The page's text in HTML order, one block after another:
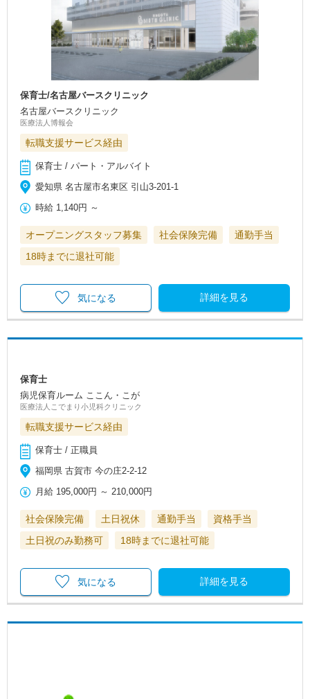
保育士/名古屋バースクリニック
名古屋バースクリニック
医療法人博報会
転職支援サービス経由
保育士 / パート・アルバイト
愛知県 名古屋市名東区 引山3-201-1
時給 1,140円 ～
オープニングスタッフ募集 社会保険完備
通勤手当
18時までに退社可能
詳細を見る
気になる
保育士
病児保育ルーム ここん・こが
医療法人こでまり小児科クリニック
転職支援サービス経由
保育士 / 正職員
福岡県 古賀市 今の庄2-2-12
月給 195,000円 ～ 210,000円
社会保険完備 土日祝休 通勤手当
資格手当
土日祝のみ勤務可
18時までに退社可能
詳細を見る
気になる